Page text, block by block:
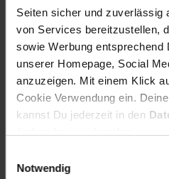
Seiten sicher und zuverlässig
von Services bereitzustellen,
sowie Werbung entsprechend
unserer Homepage, Social
anzuzeigen. Mit einem Klick
Cookie Verwendung ein.
kannst Du jederzeit in den
Notwendig
Lichtbedarf: Sonnig
Wasserbedarf: Gering
Rückschnitt: Rückschnitt im
Schnittverträglichkeit: Gut
Bodenansprüche: durchlässig
Nährstoffgehalt: Mittel
Frosthärte: bis -20 °C
Verwendung: Als
Eigenschaften